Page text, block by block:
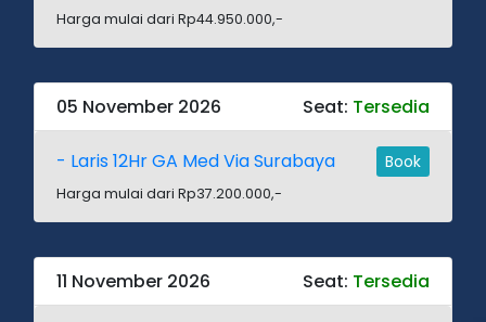
Harga mulai dari Rp44.950.000,-
05 November 2026 Seat: Tersedia
- Laris 12Hr GA Med Via Surabaya Book
Harga mulai dari Rp37.200.000,-
11 November 2026 Seat: Tersedia